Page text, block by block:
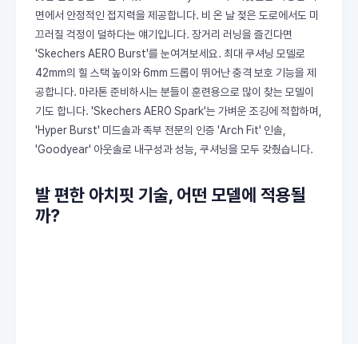
면에서 안정적인 접지력을 제공합니다. 비 온 날 젖은 도로에서도 미
끄러질 걱정이 덜하다는 얘기입니다. 장거리 러닝을 즐긴다면
'Skechers AERO Burst'를 눈여겨보세요. 최대 쿠셔닝 모델로
42mm의 힐 스택 높이와 6mm 드롭이 뛰어난 충격 보호 기능을 제
공합니다. 마라톤 준비하시는 분들이 훈련용으로 많이 찾는 모델이
기도 합니다. 'Skechers AERO Spark'는 가벼운 조깅에 적합하며,
'Hyper Burst' 미드솔과 족부 전문의 인증 'Arch Fit' 인솔,
'Goodyear' 아웃솔로 내구성과 성능, 쿠셔닝을 모두 갖췄습니다.
발 편한 아치핏 기술, 어떤 모델에 적용될
까?